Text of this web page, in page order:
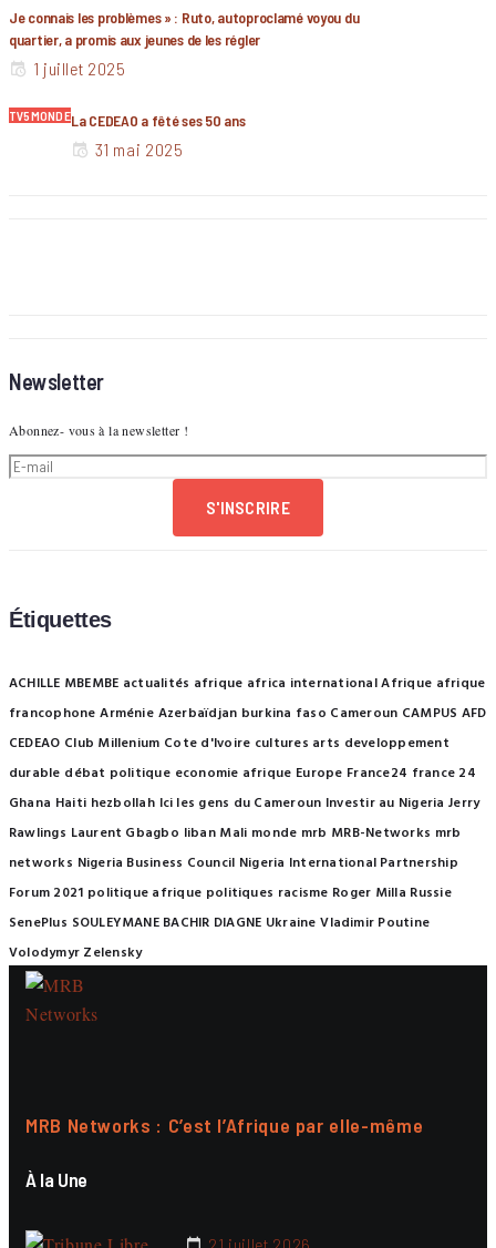
Je connais les problèmes » : Ruto, autoproclamé voyou du
quartier, a promis aux jeunes de les régler
1 juillet 2025
TV5MONDELa CEDEAO a fêté ses 50 ans
31 mai 2025
Newsletter
Abonnez- vous à la newsletter !
S'INSCRIRE
Étiquettes
ACHILLE MBEMBE actualités afrique africa internationalAfrique afrique
francophoneArménieAzerbaïdjan burkina faso Cameroun CAMPUS AFD
CEDEAO Club Millenium Cote d'Ivoire cultures arts developpement
durable débat politique economie afrique Europe France24 france 24
Ghana Haiti hezbollah Ici les gens du Cameroun Investir au Nigeria Jerry
Rawlings Laurent Gbagbo libanMali monde mrb MRB-Networks mrb
networks Nigeria Business Council Nigeria International Partnership
Forum 2021 politique afrique politiques racisme Roger Milla Russie
SenePlus SOULEYMANE BACHIR DIAGNE UkraineVladimir Poutine
Volodymyr Zelensky
MRB Networks : C’est l’Afrique par elle-même
À la Une
21 juillet 2026